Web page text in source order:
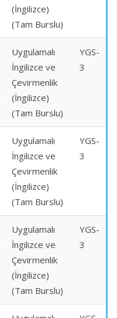
(İngilizce)
(Tam Burslu)
Uygulamalı
İngilizce ve
Çevirmenlik
(İngilizce)
(Tam Burslu)
YGS-
3
Uygulamalı
İngilizce ve
Çevirmenlik
(İngilizce)
(Tam Burslu)
YGS-
3
Uygulamalı
İngilizce ve
Çevirmenlik
(İngilizce)
(Tam Burslu)
YGS-
3